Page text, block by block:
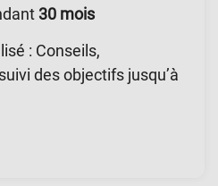
30 mois
: Conseils,
des objectifs jusqu’à